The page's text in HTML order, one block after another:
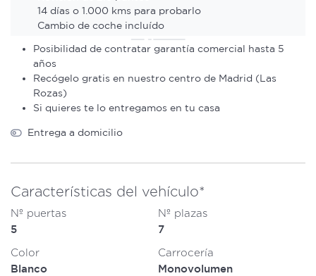
14 días o 1.000 kms para probarlo
Cambio de coche incluído
Posibilidad de contratar garantía comercial hasta 5
años
Recógelo gratis en nuestro centro de Madrid (Las
Rozas)
Si quieres te lo entregamos en tu casa
Entrega a domicilio
Características del vehículo*
Nº puertas
5
Nº plazas
7
Color
Blanco
Carrocería
Monovolumen